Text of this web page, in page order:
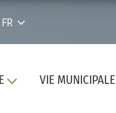
FR
VIE MUNICIPALE